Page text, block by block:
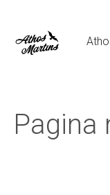
Pagina